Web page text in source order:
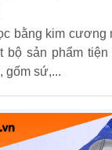
bằng kim cương
bộ sản phẩm
gốm sứ,...